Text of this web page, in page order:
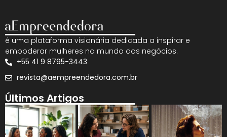
é uma plataforma visionária dedicada a inspirar e
empoderar mulheres no mundo dos negócios.
+55 41 9 8795-3443
revista@aempreendedora.com.br
Últimos Artigos